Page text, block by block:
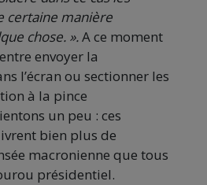
certaine manière
chose. ».A ce moment
envoyer la
l’écran ou sectionner les
à la pince
un peu : ces
bien plus de
macronienne que tous
présidentiel.